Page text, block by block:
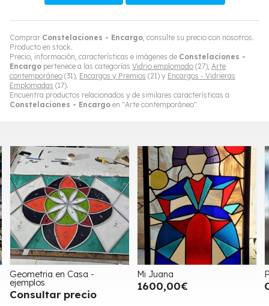
Comprar Constelaciones - Encargo , consulte su precio con nosotros.
Producto en stock.
Precio, información, características e imágenes de Constelaciones -
Encargo pertenece a las categorías Vidrio emplomado (27), Arte
contemporáneo (31), Encargos y Premios (21) y Encargos - Vidrieras
Emplomadas (17).
Encuentra productos relacionados y de similares características a
Constelaciones - Encargo en "Arte contemporáneo".
Mi Juana
1600,00€
Pájaro Pez - encargo
Consultar precio